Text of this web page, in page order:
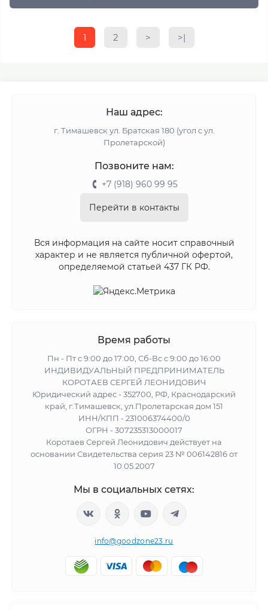
1 2 > >|
Наш адрес:
г. Тимашевск ул. Братская 180 (угол с ул.
Пролетарской)
Позвоните нам:
+7 (918) 960 99 95
Перейти в контакты
Вся информация на сайте носит справочный
характер и не является публичной офертой,
определяемой статьей 437 ГК РФ.
Время работы
Пн - Пт с 9:00 до 17:00, Сб-Вс с 9:00 до 16:00
ИНДИВИДУАЛЬНЫЙ ПРЕДПРИНИМАТЕЛЬ
КОРОТАЕВ СЕРГЕЙ ЛЕОНИДОВИЧ
Юридический адрес - 352700, РФ, Краснодарский
край, г.Тимашевск, ул.Пролетарская дом 151
ИНН/КПП - 231006374400/0
ОГРН - 307235313000017
Коротаев Сергей Леонидович действует на
основании Свидетельства серия 23 № 006142816 от
10.05.2007
Мы в социальных сетях:
info@goodzone23.ru